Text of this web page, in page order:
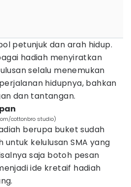
petunjuk dan arah hidup.
hadiah menyiratkan
selalu menemukan
hidupnya, bahkan
dan tantangan.
cottonbro studio)
berupa buket sudah
untuk kelulusan SMA yang
saja botoh pesan
ide kretaif hadiah